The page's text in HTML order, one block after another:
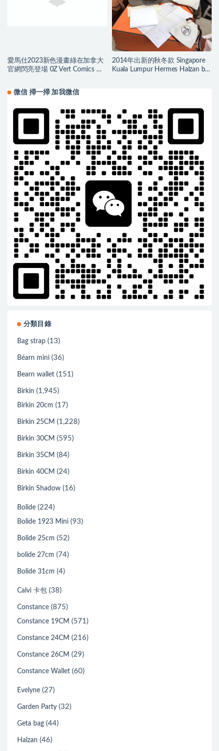
愛馬仕2023新色漫畫綠在加拿大
官網閃亮登場 0Z Vert Comics 漫
2014年出新的秋冬款 Singapore
Kuala Lumpur Hermes Halzan bag
微信 掃一掃 加我微信
分類目錄
Bag strap (13)
Béarn mini (36)
Bearn wallet (151)
Birkin (1,945)
Birkin 20cm (17)
Birkin 25CM (1,228)
Birkin 30CM (595)
Birkin 35CM (84)
Birkin 40CM (24)
Birkin Shadow (16)
Bolide (224)
Bolide 1923 Mini (93)
Bolide 25cm (52)
bolide 27cm (74)
Bolide 31cm (4)
Calvi 卡包 (38)
Constance (875)
Constance 19CM (571)
Constance 24CM (216)
Constance 26CM (29)
Constance Wallet (60)
Evelyne (27)
Garden Party (32)
Geta bag (44)
Halzan (46)